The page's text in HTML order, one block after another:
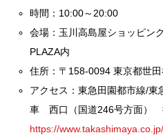
時間：10:00～20:00
会場：玉川高島屋ショッピ
PLAZA内
住所：〒158-0094 東京都世
アクセス：東急田園都市線/
車 西口（国道246号方面）
https://